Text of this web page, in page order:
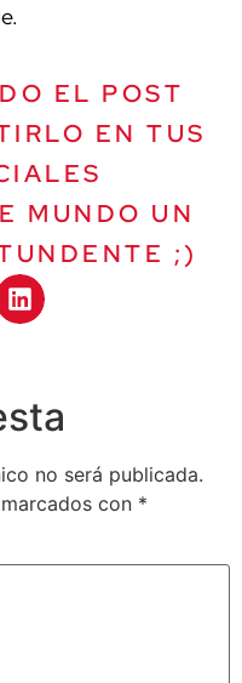
EL POST
EN TUS
MUNDO UN
;)
no será publicada.
con *